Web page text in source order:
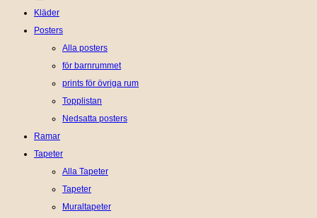
Kläder
Posters
Alla posters
för barnrummet
prints för övriga rum
Topplistan
Nedsatta posters
Ramar
Tapeter
Alla Tapeter
Tapeter
Muraltapeter